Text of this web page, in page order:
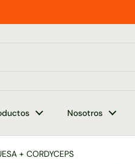
Nosotros
+ CORDYCEPS